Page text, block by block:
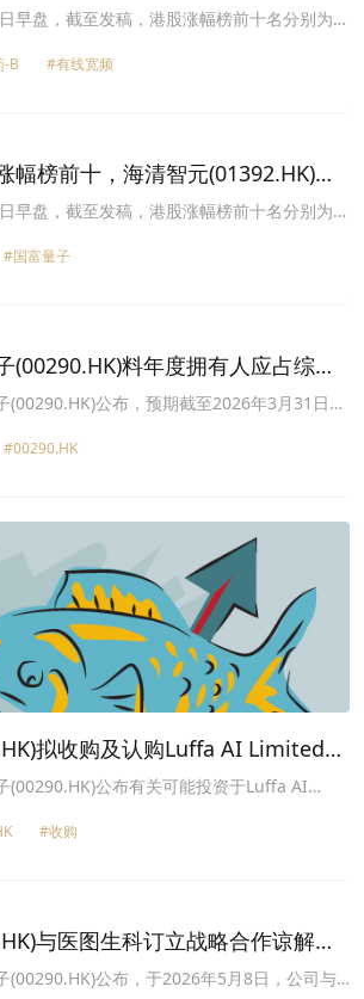
医药-B(02335.HK)涨+85.82%
早盘，截至发稿，港股涨幅榜前十名分别为华
涨幅+32.73%、凯乐士科技
、中国金石(01380.HK)涨幅+16.22%、国富
教(01752.HK)涨幅+10.94%。
-B
#有线宽频
幅榜前十，海清智元(01392.HK)涨
涨+40.21%
早盘，截至发稿，港股涨幅榜前十名分别为海
幅+27.01%、透云生物(01332.HK)涨幅
)(02951.HK)涨幅+23.82%、绿色能源科技集
、东江环保(00895.HK)涨幅+18.71%。
#国富量子
(00290.HK)料年度拥有人应占综合
港元
(00290.HK)公布，预期截至2026年3月31日止
合亏损则约为253万港元。亏损增加主要归
，公司与华科智能(01140.HK)订立买卖协
将透过按发行价每股公司股份0.79港元配发及
股份结算。(Ii)于2025年11月20日，华科智能
公司于华科智能股权由约29.13%摊薄至
港元的一笔过亏损。
#00290.HK
拟收购及认购Luffa AI Limited
逾20%
(00290.HK)公布有关可能投资于Luffa AI
相当于目标公司经扩大已发行股本约10.8%，
于约1.54亿港元)。以及公司有条件同意认购
司19.9%的权益。国富量子今日开盘后持续走
，截至发稿，跌17.78%，报6.89港元。据披
产包括名为Luffa的智慧型手机应用程式及网
#收购
与医图生科订立战略合作谅解备
(00290.HK)公布，于2026年5月8日，公司与